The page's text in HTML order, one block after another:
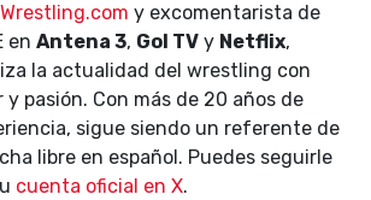
y excomentarista de
en Antena 3, Gol TV y Netflix,
la actualidad del wrestling con
y pasión. Con más de 20 años de
sigue siendo un referente de
libre en español. Puedes seguirle
cuenta oficial en X.